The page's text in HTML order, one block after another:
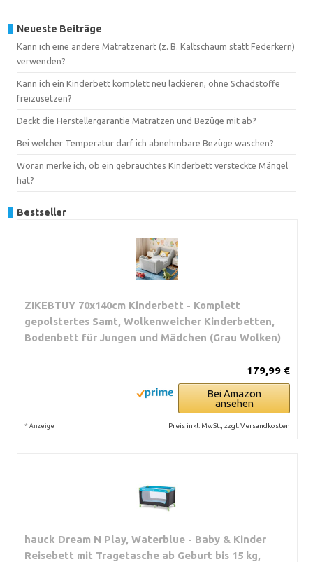
Neueste Beiträge
Kann ich eine andere Matratzenart (z. B. Kaltschaum statt Federkern)
verwenden?
Kann ich ein Kinderbett komplett neu lackieren, ohne Schadstoffe
freizusetzen?
Deckt die Herstellergarantie Matratzen und Bezüge mit ab?
Bei welcher Temperatur darf ich abnehmbare Bezüge waschen?
Woran merke ich, ob ein gebrauchtes Kinderbett versteckte Mängel
hat?
Bestseller
ZIKEBTUY 70x140cm Kinderbett - Komplett
gepolstertes Samt, Wolkenweicher Kinderbetten,
Bodenbett für Jungen und Mädchen (Grau Wolken)
179,99 €
Bei Amazon
ansehen
* Anzeige Preis inkl. MwSt., zzgl. Versandkosten
hauck Dream N Play, Waterblue - Baby & Kinder
Reisebett mit Tragetasche ab Geburt bis 15 kg,